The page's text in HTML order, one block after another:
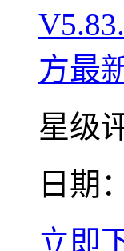
星级
日期
立即